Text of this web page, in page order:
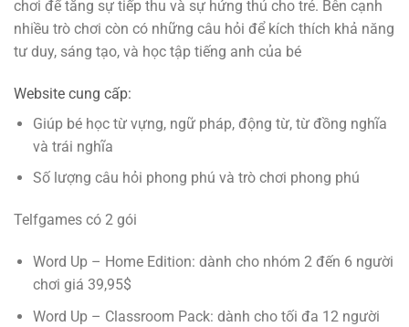
chơi để tăng sự tiếp thu và sự hứng thú cho trẻ. Bên cạnh
nhiều trò chơi còn có những câu hỏi để kích thích khả năng
tư duy, sáng tạo, và học tập tiếng anh của bé
Website cung cấp:
Giúp bé học từ vựng, ngữ pháp, động từ, từ đồng nghĩa
và trái nghĩa
Số lượng câu hỏi phong phú và trò chơi phong phú
Telfgames có 2 gói
Word Up – Home Edition: dành cho nhóm 2 đến 6 người
chơi giá 39,95$
Word Up – Classroom Pack: dành cho tối đa 12 người